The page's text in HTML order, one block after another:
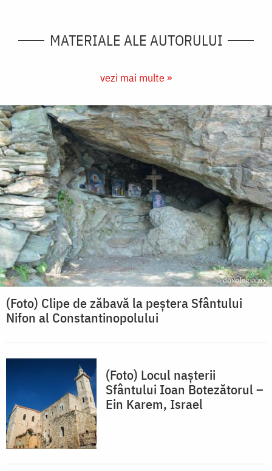
MATERIALE ALE AUTORULUI
vezi mai multe »
(Foto) Clipe de zăbavă la peștera Sfântului
Nifon al Constantinopolului
(Foto) Locul nașterii
Sfântului Ioan Botezătorul –
Ein Karem, Israel